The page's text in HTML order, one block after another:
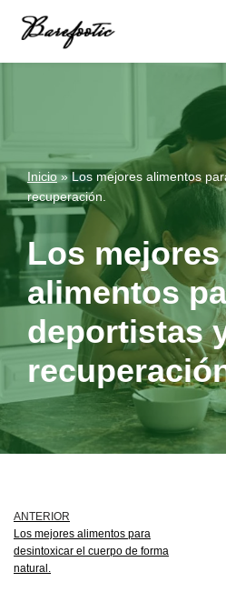
Inicio»Los mejores alimentos
recuperación.
Los mejores
alimentos
deportistas
ANTERIOR
Los mejores alimentos para
desintoxicar el cuerpo de forma
natural.